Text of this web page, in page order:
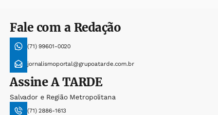
Fale com a Redação
(71) 99601-0020
jornalismoportal@grupoatarde.com.br
AssineA TARDE
Salvador e Região Metropolitana
(71) 2886-1613